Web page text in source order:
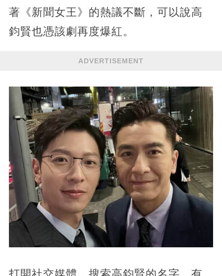
著《新聞女王》的熱議不斷，可以說高
鈞賢也憑該劇再度爆紅。
ADVERTISEMENT